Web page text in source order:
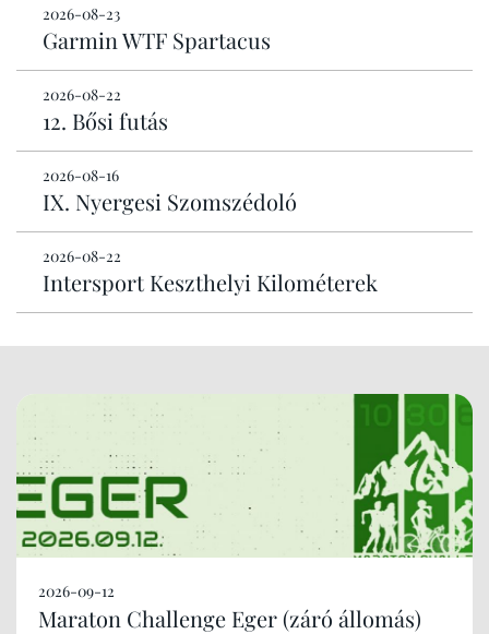
2026-08-23
Garmin WTF Spartacus
2026-08-22
12. Bősi futás
2026-08-16
IX. Nyergesi Szomszédoló
2026-08-22
Intersport Keszthelyi Kilométerek
2026-09-12
Maraton Challenge Eger (záró állomás)